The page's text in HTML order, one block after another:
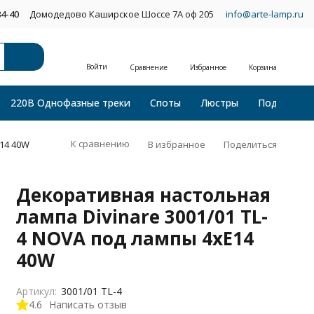
40 Домодедово Каширское Шоссе 7А оф 205 info@arte-lamp.ru
Войти Сравнение Избранное Корзина
220В Однофазные треки Споты Люстры Подвесные
40W К сравнению В избранное Поделиться
Декоративная настольная
лампа Divinare 3001/01 TL-
4 NOVA под лампы 4xE14
40W
4.6 Написать отзыв
Артикул: 3001/01 TL-4